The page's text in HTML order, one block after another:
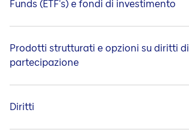
Funds (ETF's) e fondi di investimento
Prodotti strutturati e opzioni su diritti di
partecipazione
Diritti